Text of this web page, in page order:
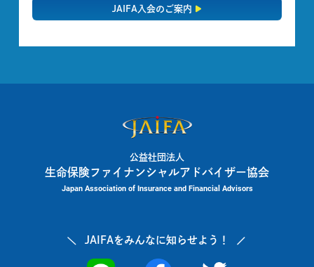
JAIFA入会のご案内
公益社団法人
生命保険ファイナンシャルアドバイザー協会
Japan Association of Insurance and Financial Advisors
JAIFAをみんなに知らせよう！